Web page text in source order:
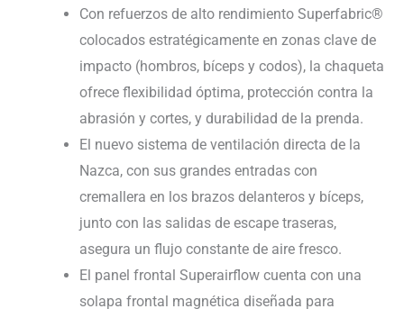
Con refuerzos de alto rendimiento Superfabric®
colocados estratégicamente en zonas clave de
impacto (hombros, bíceps y codos), la chaqueta
ofrece flexibilidad óptima, protección contra la
abrasión y cortes, y durabilidad de la prenda.
El nuevo sistema de ventilación directa de la
Nazca, con sus grandes entradas con
cremallera en los brazos delanteros y bíceps,
junto con las salidas de escape traseras,
asegura un flujo constante de aire fresco.
El panel frontal Superairflow cuenta con una
solapa frontal magnética diseñada para